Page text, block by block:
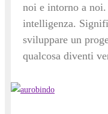
noi e intorno a noi.
intelligenza.
sviluppare un
qualcosa diventi